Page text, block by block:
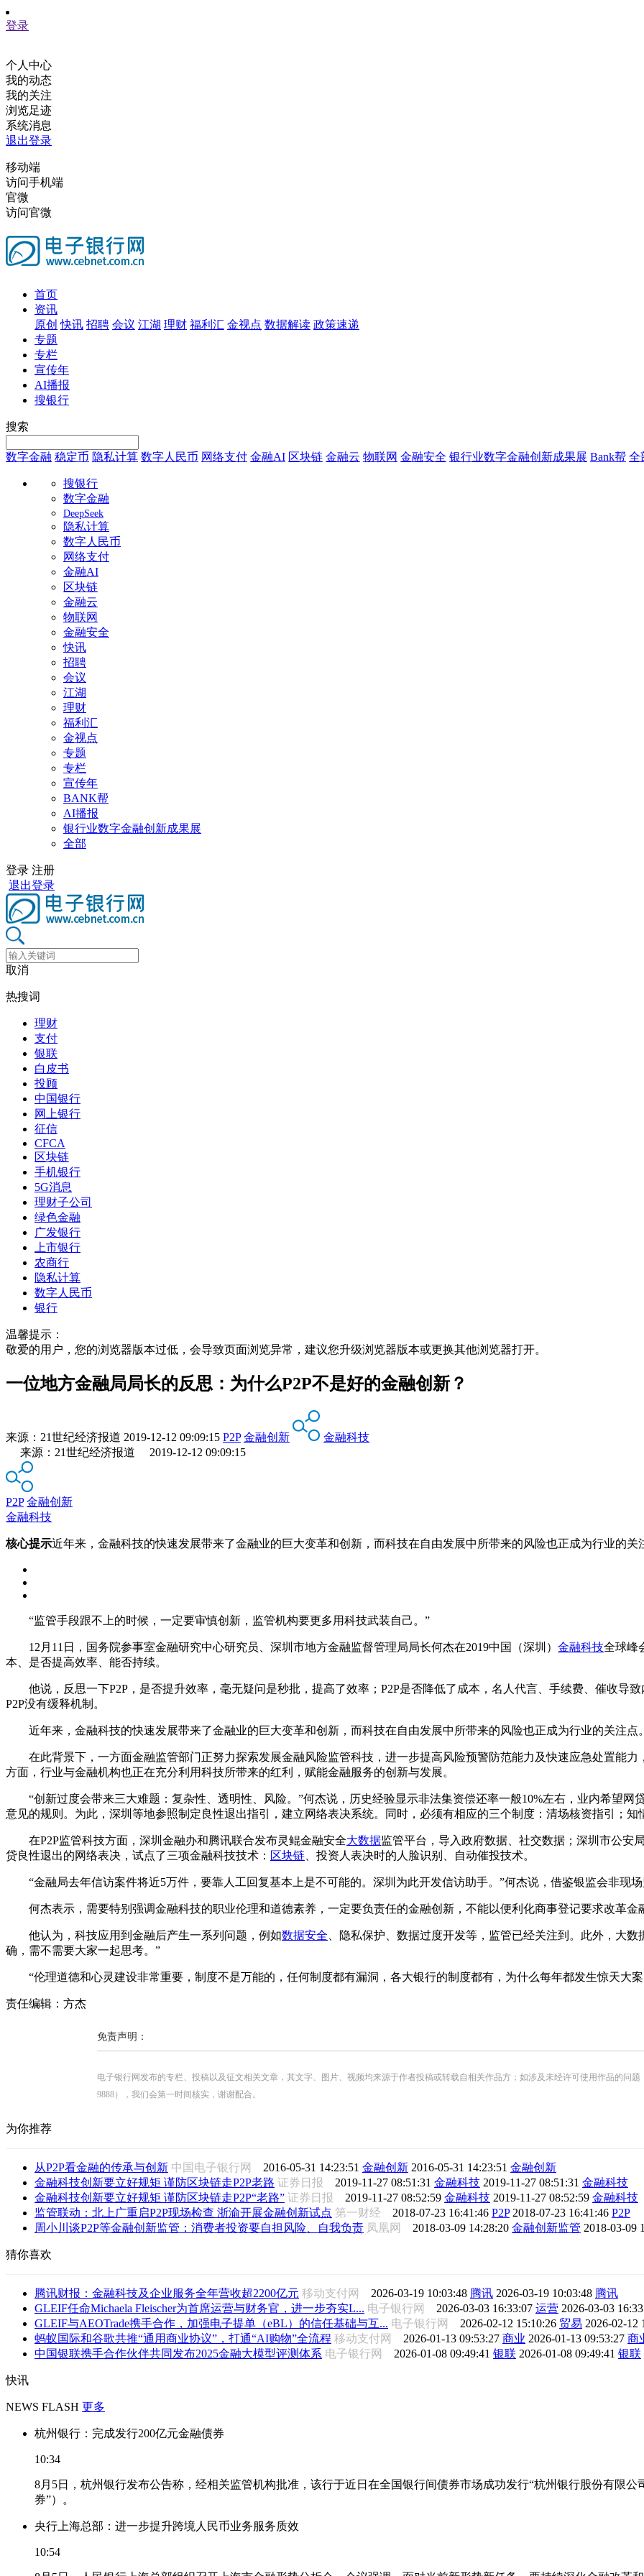
登录
个人中心
我的动态
我的关注
浏览足迹
系统消息
退出登录
移动端
访问手机端
官微
访问官微
首页
资讯
原创 快讯 招聘 会议 江湖 理财 福利汇 金视点 数据解读 政策速递
专题
专栏
宣传年
AI播报
搜银行
搜索
数字金融 稳定币 隐私计算 数字人民币 网络支付 金融AI 区块链 金融云 物联网 金融安全 银行业数字金融创新成果展 Bank帮 全
搜银行
数字金融
DeepSeek
隐私计算
数字人民币
网络支付
金融AI
区块链
金融云
物联网
金融安全
快讯
招聘
会议
江湖
理财
福利汇
金视点
专题
专栏
宣传年
BANK帮
AI播报
银行业数字金融创新成果展
全部
登录 注册
退出登录
取消
热搜词
理财
支付
银联
白皮书
投顾
中国银行
网上银行
征信
CFCA
区块链
手机银行
5G消息
理财子公司
绿色金融
广发银行
上市银行
农商行
隐私计算
数字人民币
银行
温馨提示：
敬爱的用户，您的浏览器版本过低，会导致页面浏览异常，建议您升级浏览器版本或更换其他浏览器打开。
一位地方金融局局长的反思：为什么P2P不是好的金融创新？
来源： 21世纪经济报道 2019-12-12 09:09:15 P2P 金融创新
金融科技
来源：21世纪经济报道 2019-12-12 09:09:15
P2P 金融创新
金融科技
核心提示近年来，金融科技的快速发展带来了金融业的巨大变革和创新，而科技在自由发展中所带来的风险也正成为行业的关
“监管手段跟不上的时候，一定要审慎创新，监管机构要更多用科技武装自己。”
12月11日，国务院参事室金融研究中心研究员、深圳市地方金融监督管理局局长何杰在2019中国（深圳） 金融科技全球峰
本、是否提高效率、能否持续。
他说，反思一下P2P，是否提升效率，毫无疑问是秒批，提高了效率；P2P是否降低了成本，名人代言、手续费、催收导
P2P没有缓释机制。
近年来，金融科技的快速发展带来了金融业的巨大变革和创新，而科技在自由发展中所带来的风险也正成为行业的关注点
在此背景下，一方面金融监管部门正努力探索发展金融风险监管科技，进一步提高风险预警防范能力及快速应急处置能
方面，行业与金融机构也正在充分利用科技所带来的红利，赋能金融服务的创新与发展。
“创新过度会带来三大难题：复杂性、透明性、风险。”何杰说，历史经验显示非法集资偿还率一般10%左右，业内希望网
意见的规则。为此，深圳等地参照制定良性退出指引，建立网络表决系统。同时，必须有相应的三个制度：清场核资指引；知
在P2P监管科技方面，深圳金融办和腾讯联合发布灵鲲金融安全大数据监管平台，导入政府数据、社交数据；深圳市公安
贷良性退出的网络表决，试点了三项金融科技技术： 区块链 、投资人表决时的人脸识别、自动催投技术。
“金融局去年信访案件将近5万件，要靠人工回复基本上是不可能的。深圳为此开发信访助手。”何杰说，借鉴银监会非现
何杰表示，需要特别强调金融科技的职业伦理和道德素养，一定要负责任的金融创新，不能以便利化商事登记要求改革金
他认为，科技应用到金融后产生一系列问题，例如数据安全 、隐私保护、数据过度开发等，监管已经关注到。此外，大
确，需不需要大家一起思考。”
“伦理道德和心灵建设非常重要，制度不是万能的，任何制度都有漏洞，各大银行的制度都有，为什么每年都发生惊天大
责任编辑：方杰
免责声明：
电子银行网发布的专栏、投稿以及征文相关文章，其文字、图片、视频均来源于作者投稿或转载自相关作品方；如涉及未经许可使用作品的问题
9888），我们会第一时间核实，谢谢配合。
为你推荐
从P2P看金融的传承与创新 中国电子银行网 2016-05-31 14:23:51 金融创新 2016-05-31 14:23:51 金融创新
金融科技创新要立好规矩 谨防区块链走P2P老路 证券日报 2019-11-27 08:51:31 金融科技 2019-11-27 08:51:31 金融科技
金融科技创新要立好规矩 谨防区块链走P2P“老路” 证券日报 2019-11-27 08:52:59 金融科技 2019-11-27 08:52:59 金融科技
监管联动：北上广重启P2P现场检查 浙渝开展金融创新试点 第一财经 2018-07-23 16:41:46 P2P 2018-07-23 16:41:46 P2P
周小川谈P2P等金融创新监管：消费者投资要自担风险、自我负责 凤凰网 2018-03-09 14:28:20 金融创新监管 2018-03-09
猜你喜欢
腾讯财报：金融科技及企业服务全年营收超2200亿元 移动支付网 2026-03-19 10:03:48 腾讯 2026-03-19 10:03:48 腾讯
GLEIF任命Michaela Fleischer为首席运营与财务官，进一步夯实L... 电子银行网 2026-03-03 16:33:07 运营 2026-03-03
GLEIF与AEOTrade携手合作，加强电子提单（eBL）的信任基础与互... 电子银行网 2026-02-12 15:10:26 贸易 2026-02-12
蚂蚁国际和谷歌共推“通用商业协议”，打通“AI购物”全流程 移动支付网 2026-01-13 09:53:27 商业 2026-01-13 09:53:27 商
中国银联携手合作伙伴共同发布2025金融大模型评测体系 电子银行网 2026-01-08 09:49:41 银联 2026-01-08 09:49:41 银联
快讯
NEWS FLASH 更多
杭州银行：完成发行200亿元金融债券
10:34
8月5日，杭州银行发布公告称，经相关监管机构批准，该行于近日在全国银行间债券市场成功发行“杭州银行股份有限公
券”）。
央行上海总部：进一步提升跨境人民币业务服务质效
10:54